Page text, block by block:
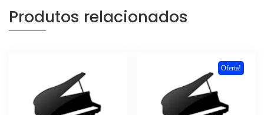
Produtos relacionados
Oferta!